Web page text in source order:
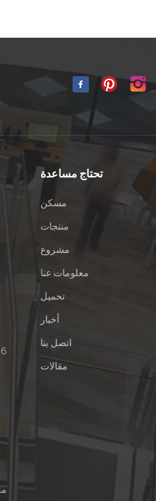
تحتاج مساعدة
مسكن
منتجات
مشروع
معلومات عنا
تحميل
أخبار
اتصل بنا
مقالات